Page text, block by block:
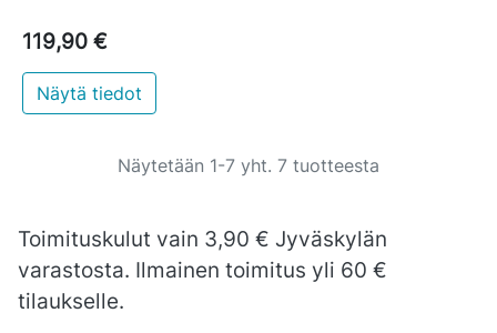
119,90 €
Näytä tiedot
Näytetään 1-7 yht. 7 tuotteesta
Toimituskulut vain 3,90 € Jyväskylän
varastosta. Ilmainen toimitus yli 60 €
tilaukselle.